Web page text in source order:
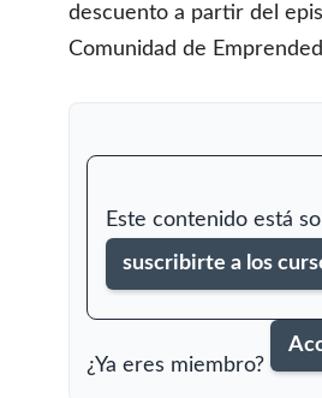
descuento a partir del
Comunidad de
Este contenido está
suscribirte a los
¿Ya eres miembro?